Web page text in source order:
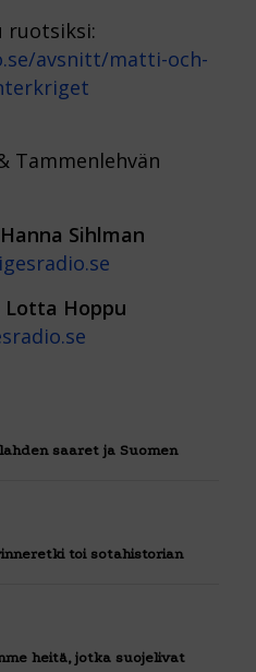
ruotsiksi:
avsnitt/matti-och-
Tammenlehvän
Sihlman
Hoppu
saaret ja Suomen
toi sotahistorian
heitä, jotka suojelivat